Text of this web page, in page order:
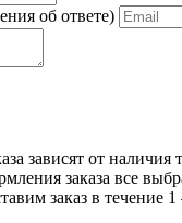
об ответе)
зависят от наличия
заказа все
заказ в течение 1